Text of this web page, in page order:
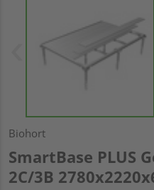
Biohort
SmartBase PLUS
2C/3B